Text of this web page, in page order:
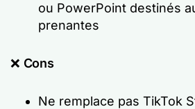
ou PowerPoint destinés
prenantes
❌ Cons
Ne remplace pas TikTok